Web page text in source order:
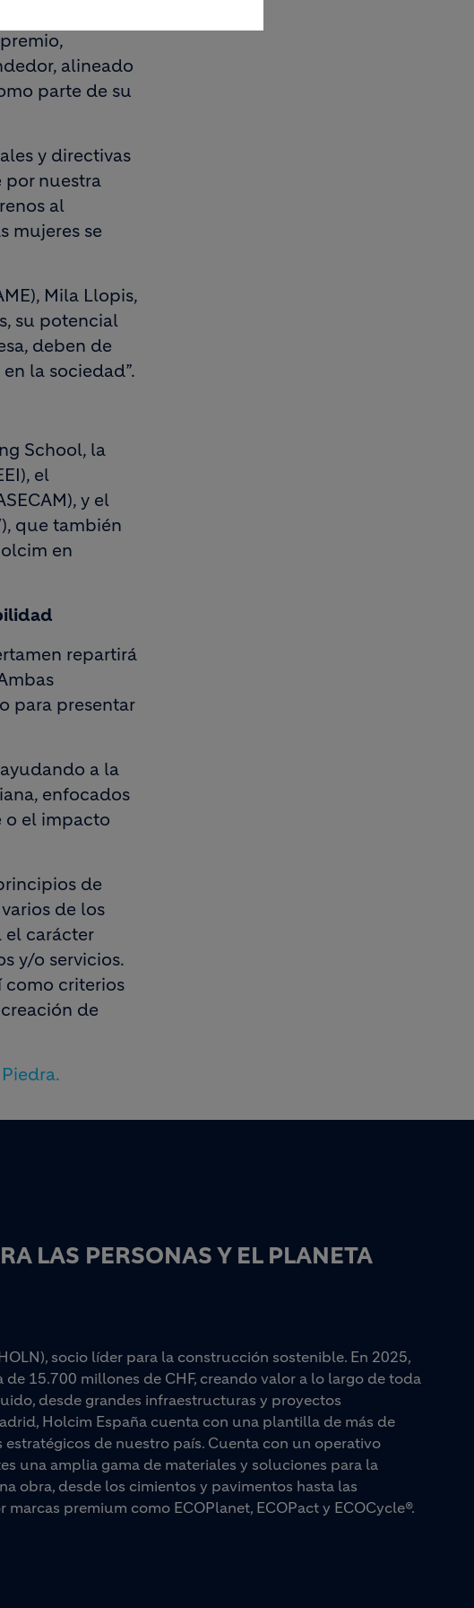
alineado
parte de su
y directivas
por nuestra
al
mujeres se
Mila Llopis,
su potencial
deben de
la sociedad”.
School, la
el
y el
que también
en
repartirá
para presentar
a la
enfocados
o el impacto
de
de los
el carácter
y/o servicios.
como criterios
de
LAS PERSONAS Y EL PLANETA
socio líder para la construcción sostenible. En 2025,
15.700 millones de CHF, creando valor a lo largo de toda
desde grandes infraestructuras y proyectos
Holcim España cuenta con una plantilla de más de
de nuestro país. Cuenta con un operativo
una amplia gama de materiales y soluciones para la
obra, desde los cimientos y pavimentos hasta las
premium como ECOPlanet, ECOPact y ECOCycle®.